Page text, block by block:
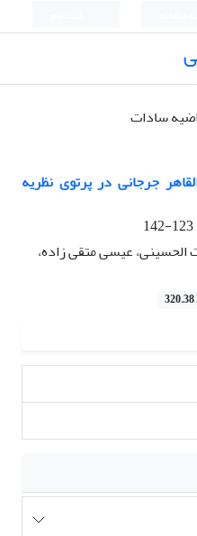
سادات
جرجانی در پرتوی نظریه
123-142
الحسینی، عیسی متقی زاده،